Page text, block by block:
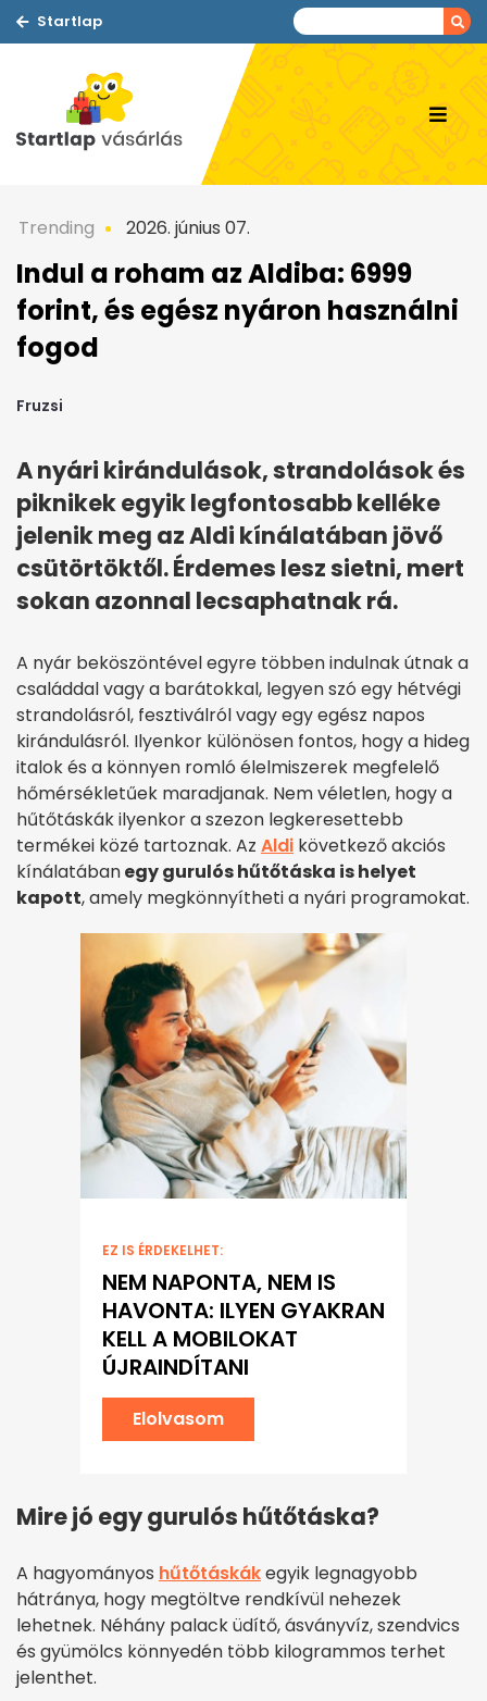
Startlap
Trending 2026. június 07.
Indul a roham az Aldiba: 6999
forint, és egész nyáron használni
fogod
Fruzsi
A nyári kirándulások, strandolások és
piknikek egyik legfontosabb kelléke
jelenik meg az Aldi kínálatában jövő
csütörtöktől. Érdemes lesz sietni, mert
sokan azonnal lecsaphatnak rá.
A nyár beköszöntével egyre többen indulnak útnak a
családdal vagy a barátokkal, legyen szó egy hétvégi
strandolásról, fesztiválról vagy egy egész napos
kirándulásról. Ilyenkor különösen fontos, hogy a hideg
italok és a könnyen romló élelmiszerek megfelelő
hőmérsékletűek maradjanak. Nem véletlen, hogy a
hűtőtáskák ilyenkor a szezon legkeresettebb
termékei közé tartoznak. Az Aldi következő akciós
kínálatábanegy gurulós hűtőtáska is helyet
kapott, amely megkönnyítheti a nyári programokat.
EZ IS ÉRDEKELHET:
NEM NAPONTA, NEM IS
HAVONTA: ILYEN GYAKRAN
KELL A MOBILOKAT
ÚJRAINDÍTANI
Elolvasom
Mire jó egy gurulós hűtőtáska?
A hagyományos hűtőtáskákegyik legnagyobb
hátránya, hogy megtöltve rendkívül nehezek
lehetnek. Néhány palack üdítő, ásványvíz, szendvics
és gyümölcs könnyedén több kilogrammos terhet
jelenthet.